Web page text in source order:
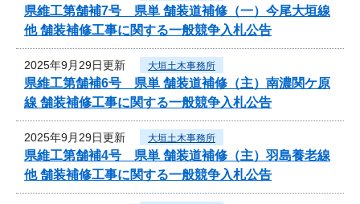
県維工第舗補7号 県単 舗装道補修（一）今尾大垣線
他 舗装補修工事に関する一般競争入札公告
2025年9月29日更新 大垣土木事務所
県維工第舗補6号 県単 舗装道補修（主）南濃関ケ原
線 舗装補修工事に関する一般競争入札公告
2025年9月29日更新 大垣土木事務所
県維工第舗補4号 県単 舗装道補修（主）羽島養老線
他 舗装補修工事に関する一般競争入札公告